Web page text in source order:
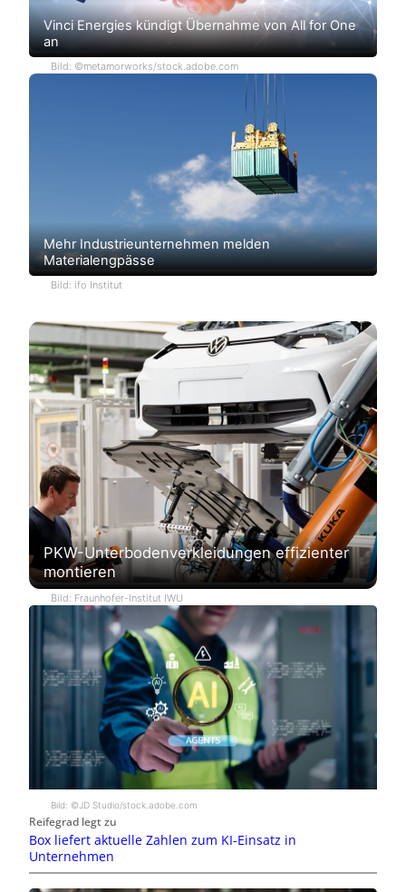
Vinci Energies kündigt Übernahme von All for One
an
Bild: ©metamorworks/stock.adobe.com
Mehr Industrieunternehmen melden
Materialengpässe
Bild: ifo Institut
PKW-Unterbodenverkleidungen effizienter
montieren
Bild: Fraunhofer-Institut IWU
Bild: ©JD Studio/stock.adobe.com
Reifegrad legt zu
Box liefert aktuelle Zahlen zum KI-Einsatz in
Unternehmen